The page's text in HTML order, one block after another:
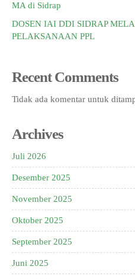
MA di Sidrap
DOSEN IAI DDI SIDRAP
PELAKSANAAN PPL
Recent Comments
Tidak ada komentar untuk
Archives
Juli 2026
Desember 2025
November 2025
Oktober 2025
September 2025
Juni 2025